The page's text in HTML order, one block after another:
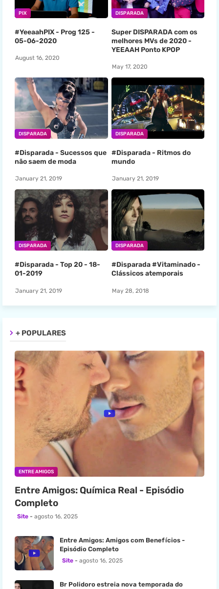
PIX
#YeeaahPIX - Prog 125 -
05-06-2020
August 16, 2020
DISPARADA
Super DISPARADA com os
melhores MVs de 2020 -
YEEAAH Ponto KPOP
May 17, 2020
DISPARADA
#Disparada - Sucessos que
não saem de moda
January 21, 2019
DISPARADA
#Disparada - Ritmos do
mundo
January 21, 2019
DISPARADA
#Disparada - Top 20 - 18-
01-2019
January 21, 2019
DISPARADA
#Disparada #Vitaminado -
Clássicos atemporais
May 28, 2018
+ POPULARES
ENTRE AMIGOS
Entre Amigos: Química Real - Episódio
Completo
Site agosto 16, 2025
Entre Amigos: Amigos com Benefícios -
Episódio Completo
Site agosto 16, 2025
Br Polidoro estreia nova temporada do